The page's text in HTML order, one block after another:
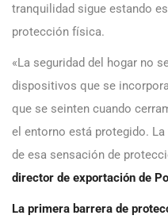
tranquilidad sigue estando
protección física.
«La seguridad del hogar no
dispositivos que se
que se seinten cuando
el entorno está protegido.
de esa sensación de
director de exportación de
La primera barrera de